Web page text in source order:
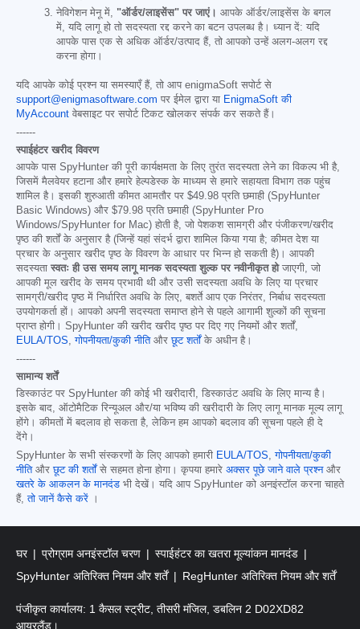
नेविगेशन मेनू में, "ऑर्डर/लाइसेंस" पर जाएं। आपके ऑर्डर/लाइसेंस के बगल
में, यदि लागू हो तो सदस्यता रद्द करने का बटन उपलब्ध है। ध्यान दें: यदि
आपके पास एक से अधिक ऑर्डर/उत्पाद हैं, तो आपको उन्हें अलग-अलग रद्द
करना होगा।
यदि आपके कोई प्रश्न या समस्याएँ हैं, तो आप enigmaSoft सपोर्ट से
support@enigmasoftware.com पर ईमेल द्वारा या EnigmaSoft की
MyAccount वेबसाइट पर सपोर्ट टिकट खोलकर संपर्क कर सकते हैं।
------
स्पाईहंटर खरीद विवरण
आपके पास SpyHunter की पूरी कार्यक्षमता के लिए तुरंत सदस्यता लेने का विकल्प भी है,
जिसमें मैलवेयर हटाना और हमारे हेल्पडेस्क के माध्यम से हमारे सहायता विभाग तक पहुंच
शामिल है। इसकी शुरुआती कीमत आमतौर पर $49.98 प्रति छमाही (SpyHunter
Basic Windows) और $79.98 प्रति छमाही (SpyHunter Pro
Windows/SpyHunter for Mac) होती है, जो पेशकश सामग्री और पंजीकरण/खरीद
पृष्ठ की शर्तों के अनुसार है (जिन्हें यहां संदर्भ द्वारा शामिल किया गया है; कीमत देश या
प्रचार के अनुसार खरीद पृष्ठ के विवरण के आधार पर भिन्न हो सकती है)। आपकी
सदस्यता स्वतः ही उस समय लागू मानक सदस्यता शुल्क पर नवीनीकृत होजाएगी, जो
आपकी मूल खरीद के समय प्रभावी थी और उसी सदस्यता अवधि के लिए या प्रचार
सामग्री/खरीद पृष्ठ में निर्धारित अवधि के लिए, बशर्ते आप एक निरंतर, निर्बाध सदस्यता
उपयोगकर्ता हों। आपको अपनी सदस्यता समाप्त होने से पहले आगामी शुल्कों की सूचना
प्राप्त होगी। SpyHunter की खरीद खरीद पृष्ठ पर दिए गए नियमों और शर्तों,
EULA/TOS,गोपनीयता/कुकी नीतिऔरछूट शर्तोंके अधीन है।
------
सामान्य शर्तें
डिस्काउंट पर SpyHunter की कोई भी खरीदारी, डिस्काउंट अवधि के लिए मान्य है।
इसके बाद, ऑटोमैटिक रिन्यूअल और/या भविष्य की खरीदारी के लिए लागू मानक मूल्य लागू
होंगे। कीमतों में बदलाव हो सकता है, लेकिन हम आपको बदलाव की सूचना पहले ही दे
देंगे।
SpyHunter के सभी संस्करणों के लिए आपको हमारी EULA/TOS,गोपनीयता/कुकी
नीतिऔरछूट की शर्तोंसे सहमत होना होगा। कृपया हमारे अक्सर पूछे जाने वाले प्रश्नऔर
खतरे के आकलन के मानदंड भी देखें। यदि आप SpyHunter को अनइंस्टॉल करना चाहते
हैं,तो जानें कैसे करें ।
घर प्रोग्राम अनइंस्टॉल चरण
स्पाईहंटर का खतरा मूल्यांकन मानदंड
SpyHunter अतिरिक्त नियम और शर्तें
RegHunter अतिरिक्त नियम और शर्तें
पंजीकृत कार्यालय: 1 कैसल स्ट्रीट, तीसरी मंजिल, डबलिन 2 D02XD82
आयरलैंड।